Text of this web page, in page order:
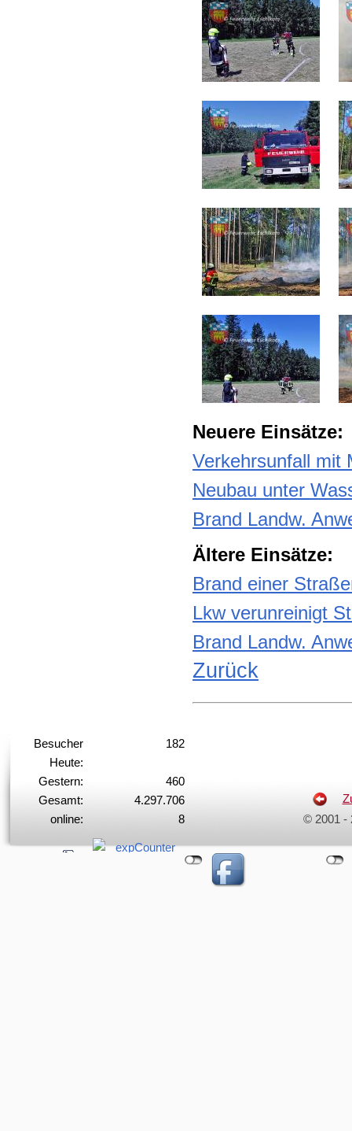
Neuere Einsätze:
Verkehrsunfall mit
Neubau unter
Brand Landw.
Ältere Einsätze:
Brand einer
Lkw verunreinigt
Brand Landw.
Zurück
Besucher
Heute:
182
Gestern:
460
Gesamt:
4.297.706
online:
8
© 2001 -